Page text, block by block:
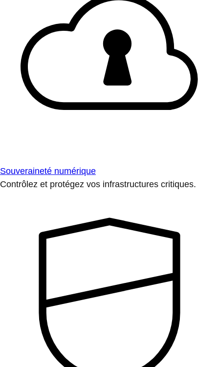
Souveraineté numérique
Contrôlez et protégez vos infrastructures critiques.